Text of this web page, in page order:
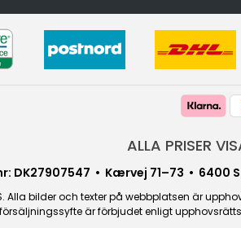
ALLA PRISER
DK27907547 • Kærvej 71–73 • 6400
bilder och texter på webbplatsen är
är förbjudet enligt